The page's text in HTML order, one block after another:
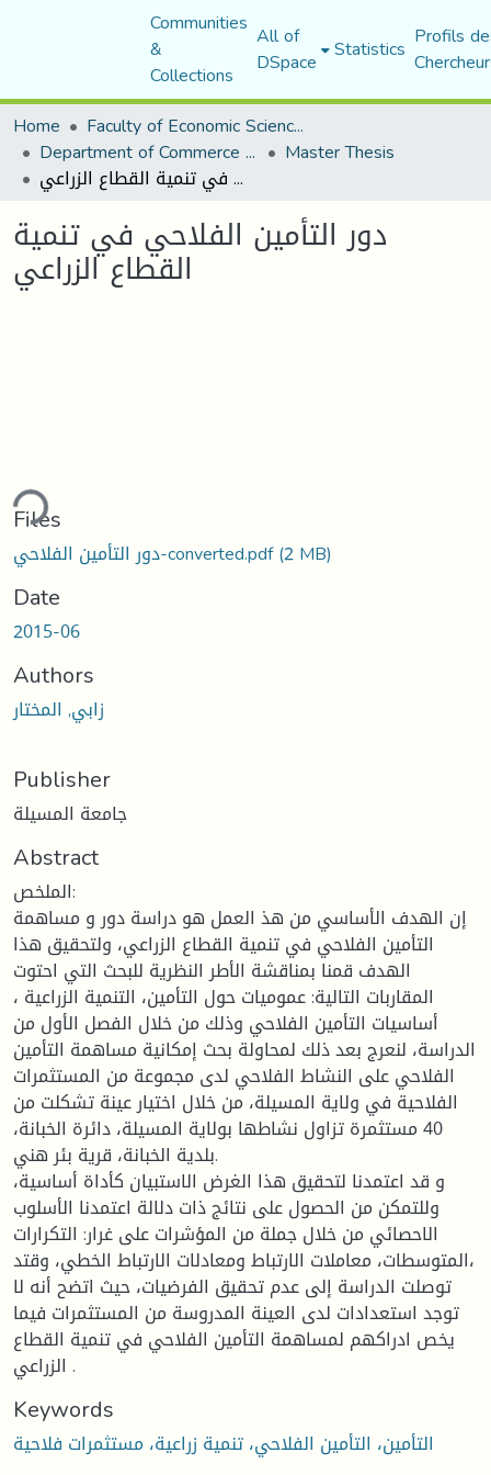
Communities
&
Collections
All of
DSpace Statistics Profils
Home
Faculty of Economic Sciences, Commerce and Management Sciences
Department of Commerce Science Master Thesis
دور التأمين الفلاحي في تنمية القطاع الزراعي
دور التأمين الفلاحي في تنمية
القطاع الزراعي
Files
دور التأمين الفلاحي-converted.pdf(2 MB)
Date
2015-06
Authors
زابي, المختار
Publisher
جامعة المسيلة
Abstract
الملخص:
إن الهدف الأساسي من هذ العمل هو دراسة دور و مساهمة
التأمين الفلاحي في تنمية القطاع الزراعي، ولتحقيق هذا
الهدف قمنا بمناقشة الأطر النظرية للبحث التي احتوت
المقاربات التالية: عموميات حول التأمين، التنمية الزراعية ،
أساسيات التأمين الفلاحي وذلك من خلال الفصل الأول من
الدراسة، لنعرج بعد ذلك لمحاولة بحث إمكانية مساهمة التأمين
الفلاحي على النشاط الفلاحي لدى مجموعة من المستثمرات
الفلاحية في ولاية المسيلة، من خلال اختيار عينة تشكلت من
40 مستثمرة تزاول نشاطها بولاية المسيلة، دائرة الخبانة،
بلدية الخبانة، قرية بئر هني.
و قد اعتمدنا لتحقيق هذا الغرض الاستبيان كأداة أساسية،
وللتمكن من الحصول على نتائج ذات دلالة اعتمدنا الأسلوب
الاحصائي من خلال جملة من المؤشرات على غرار: التكرارات
،المتوسطات، معاملات الارتباط ومعادلات الارتباط الخطي، وقتد
توصلت الدراسة إلى عدم تحقيق الفرضيات، حيث اتضح أنه لا
توجد استعدادات لدى العينة المدروسة من المستثمرات فيما
يخص ادراكهم لمساهمة التأمين الفلاحي في تنمية القطاع
الزراعي .
Keywords
التأمين، التأمين الفلاحي، تنمية زراعية، مستثمرات فلاحية